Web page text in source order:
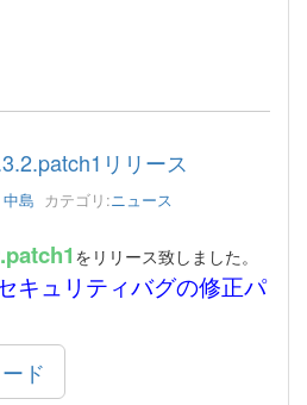
リリース
中島 カテゴリ:ニュース
をリリース致しました。
キュリティバグの修正パ
ド